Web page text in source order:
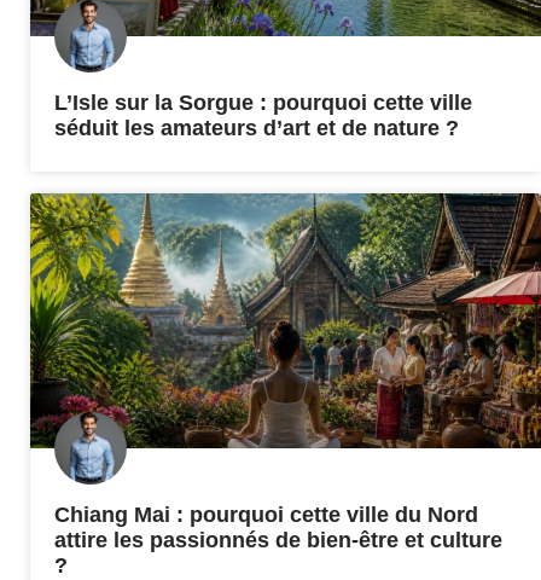
L’Isle sur la Sorgue : pourquoi cette ville
séduit les amateurs d’art et de nature ?
Chiang Mai : pourquoi cette ville du Nord
attire les passionnés de bien-être et culture
?